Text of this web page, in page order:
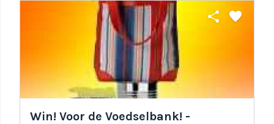
share favorite
Win! Voor de Voedselbank! -